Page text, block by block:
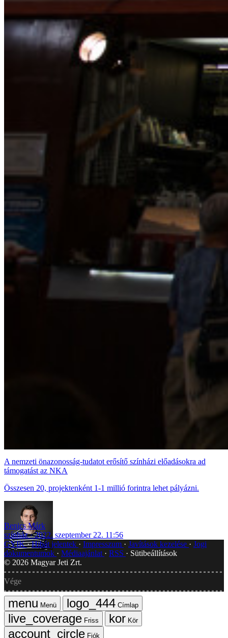
A nemzeti önazonosság-tudatot erősítő színházi előadásokra ad
támogatást az NKA
Összesen 20, projektenként 1-1 millió forintra lehet pályázni.
Benics Márk
színház
2022. szeptember 22. 11:56
GYIK Hibát jelentek Impresszum Javítások kezelése
Jogi
dokumentumok
Médiaajánlat RSS
Sütibeállítások
© 2026 Magyar Jeti Zrt.
Vége
Menü
Címlap
Friss
Kör
Fiók